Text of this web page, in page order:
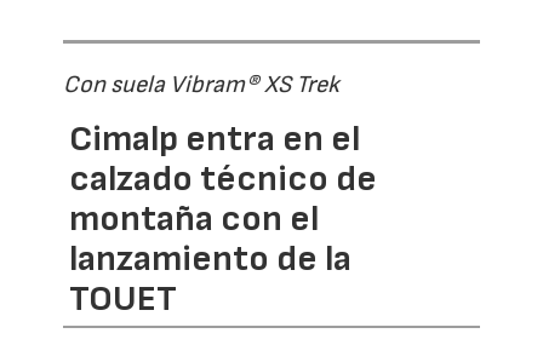
Con suela Vibram® XS Trek
Cimalp entra en el
calzado técnico de
montaña con el
lanzamiento de la
TOUET